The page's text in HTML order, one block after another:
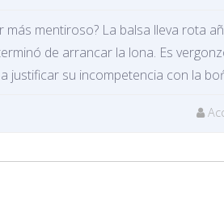
más mentiroso? La balsa lleva rota
de arrancar la lona. Es
justificar su incompetencia con la